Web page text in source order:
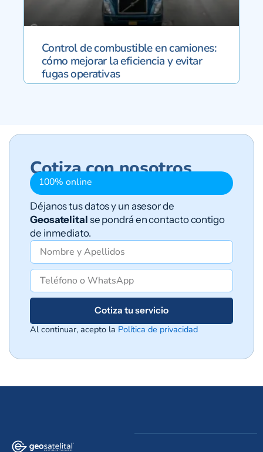
Control de combustible en camiones:
cómo mejorar la eficiencia y evitar
fugas operativas
Cotiza con nosotros
100% online
Déjanos tus datos y un asesor de
Geosatelital se pondrá en contacto contigo
de inmediato.
Cotiza tu servicio
Al continuar, acepto la Política de privacidad